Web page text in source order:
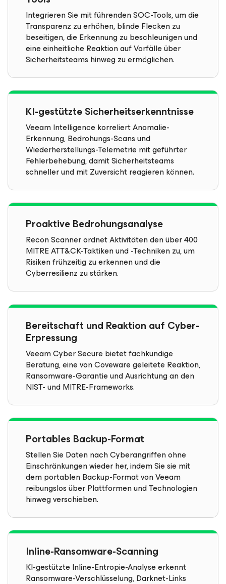
Integrieren Sie mit führenden SOC-Tools, um die
Transparenz zu erhöhen, blinde Flecken zu
beseitigen, die Erkennung zu beschleunigen und
eine einheitliche Reaktion auf Vorfälle über
Sicherheitsteams hinweg zu ermöglichen.
KI-gestützte Sicherheitserkenntnisse
Veeam Intelligence korreliert Anomalie-
Erkennung, Bedrohungs-Scans und
Wiederherstellungs-Telemetrie mit geführter
Fehlerbehebung, damit Sicherheitsteams
schneller und mit Zuversicht reagieren können.
Proaktive Bedrohungsanalyse
Recon Scanner ordnet Aktivitäten den über 400
MITRE ATT&CK-Taktiken und -Techniken zu, um
Risiken frühzeitig zu erkennen und die
Cyberresilienz zu stärken.
Bereitschaft und Reaktion auf Cyber-
Erpressung
Veeam Cyber Secure bietet fachkundige
Beratung, eine von Coveware geleitete Reaktion,
Ransomware-Garantie und Ausrichtung an den
NIST- und MITRE-Frameworks.
Portables Backup-Format
Stellen Sie Daten nach Cyberangriffen ohne
Einschränkungen wieder her, indem Sie sie mit
dem portablen Backup-Format von Veeam
reibungslos über Plattformen und Technologien
hinweg verschieben.
Inline-Ransomware-Scanning
KI-gestützte Inline-Entropie-Analyse erkennt
Ransomware-Verschlüsselung, Darknet-Links